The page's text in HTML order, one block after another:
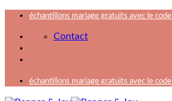
Passer
contenu
échantillons mariage gratuits avec le code
Contact
échantillons mariage gratuits avec le code